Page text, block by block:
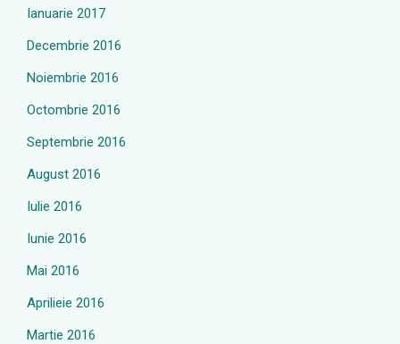
Ianuarie 2017
Decembrie 2016
Noiembrie 2016
Octombrie 2016
Septembrie 2016
August 2016
Iulie 2016
Iunie 2016
Mai 2016
Aprilieie 2016
Martie 2016